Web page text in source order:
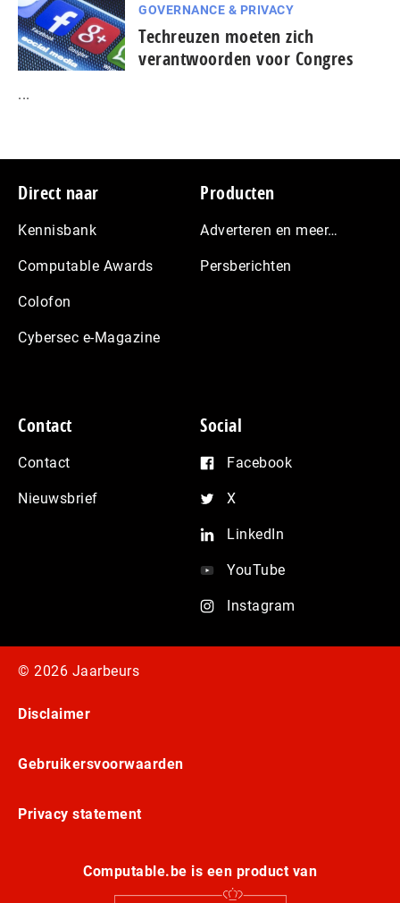
GOVERNANCE & PRIVACY
Techreuzen moeten zich
verantwoorden voor Congres
...
Footer
Direct naar
Kennisbank
Computable Awards
Colofon
Cybersec e-Magazine
Producten
Adverteren en meer…
Persberichten
Contact
Contact
Nieuwsbrief
Social
Facebook
X
LinkedIn
YouTube
Instagram
© 2026 Jaarbeurs
Disclaimer
Gebruikersvoorwaarden
Privacy statement
Computable.be is een product van